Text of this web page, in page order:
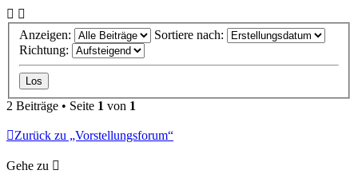
Anzeigen:
Sortiere nach:
Richtung:
2 Beiträge • Seite 1 von 1
Zurück zu „Vorstellungsforum“
Gehe zu